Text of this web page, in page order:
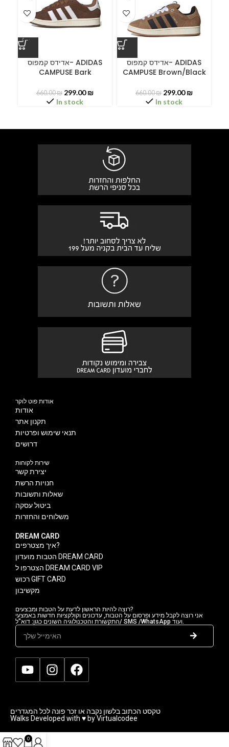
אדידס קמפוס- ADIDAS
CAMPUSE Bark
660.00₪ 299.00₪
In stock
אדידס קמפוס- ADIDAS
CAMPUSE Brown/Black
660.00₪ 299.00₪
In stock
אודות פוט לוקר
אודות
תקנון אתר
תנאי שימוש ופרטיות
דרושים
שירות לקוחות
יצירת קשר
חנויות הרשת
שאלות ותשובות
ביטול עסקה
משלוחים והחזרות
DREAM CARD
איך מצטרפים?
הטבות מועדון DREAM CARD
הצטרפו ל DREAM CARD VIP
רכוש GIFT CARD
מקשיבון
רוצה להיות הראשון לדעת על הטבות ומבצעים?
אני רוצה לקבל מידע ופרסום על הטבות, עדכונים וקולקציות חדשות באמצעי
התקשורת והטכנולוגיה השונים כגון: דוא"ל/ SMS /WhatsApp ועוד.
טקסט הכתוב בלשון נקבה או זכר פונה לכל המגדרים
Walks Developed with ♥ by Virtualcodee
0